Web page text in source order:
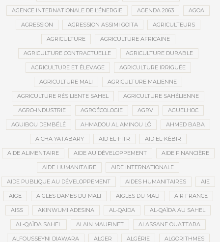
AGENCE INTERNATIONALE DE L’ÉNERGIE AGENDA 2063 AGOA
AGRESSION AGRESSION ASSIMI GOITA AGRICULTEURS
AGRICULTURE AGRICULTURE AFRICAINE
AGRICULTURE CONTRACTUELLE AGRICULTURE DURABLE
AGRICULTURE ET ÉLEVAGE AGRICULTURE IRRIGUÉE
AGRICULTURE MALI AGRICULTURE MALIENNE
AGRICULTURE RÉSILIENTE SAHEL AGRICULTURE SAHÉLIENNE
AGRO-INDUSTRIE AGROÉCOLOGIE AGRV AGUELHOC
AGUIBOU DEMBÉLÉ AHMADOU AL AMINOU LÔ AHMED BABA
AÏCHA YATABARY AÏD EL-FITR AÏD EL-KÉBIR
AIDE ALIMENTAIRE AIDE AU DÉVELOPPEMENT AIDE FINANCIÈRE
AIDE HUMANITAIRE AIDE INTERNATIONALE
AIDE PUBLIQUE AU DÉVELOPPEMENT AIDES HUMANITAIRES AIE
AIGE AIGLES DAMES DU MALI AIGLES DU MALI AIR FRANCE
AISS AKINWUMI ADESINA AL-QAÏDA AL-QAÏDA AU SAHEL
AL-QAÏDA SAHEL ALAIN MAUFINET ALASSANE OUATTARA
ALFOUSSEYNI DIAWARA ALGER ALGÉRIE ALGORITHMES